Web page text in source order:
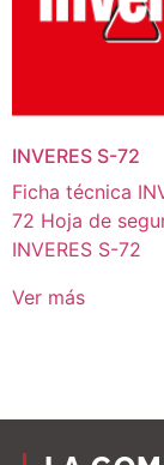
INVERES S-72
Ficha técnica
72 Hoja de
INVERES S-72
Ver más